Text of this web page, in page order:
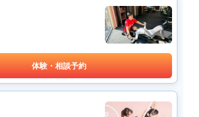
体験・相談予約